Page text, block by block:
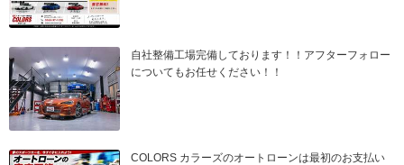
自社整備工場完備しております！！アフターフォロー
についてもお任せください！！
COLORS カラーズのオートローンは最初のお支払い